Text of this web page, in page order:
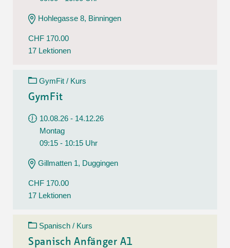
Hohlegasse 8, Binningen
CHF 170.00
17 Lektionen
GymFit / Kurs
GymFit
10.08.26 - 14.12.26
Montag
09:15 - 10:15 Uhr
Gillmatten 1, Duggingen
CHF 170.00
17 Lektionen
Spanisch / Kurs
Spanisch Anfänger A1